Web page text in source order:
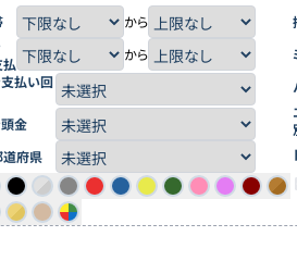
から
から
払い回
金
道府県